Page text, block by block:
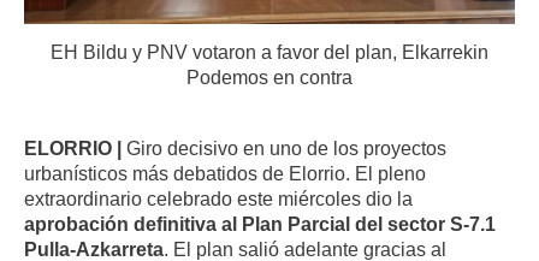
EH Bildu y PNV votaron a favor del plan, Elkarrekin
Podemos en contra
ELORRIO | Giro decisivo en uno de los proyectos
urbanísticos más debatidos de Elorrio. El pleno
extraordinario celebrado este miércoles dio la
aprobación definitiva al Plan Parcial del sector S-7.1
Pulla-Azkarreta. El plan salió adelante gracias al